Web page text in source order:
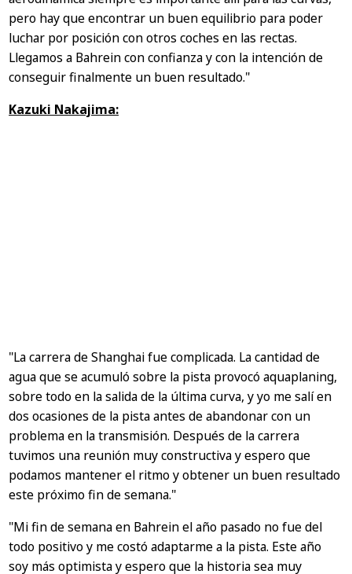
pero hay que encontrar un buen equilibrio para poder
luchar por posición con otros coches en las rectas.
Llegamos a Bahrein con confianza y con la intención de
conseguir finalmente un buen resultado."
Kazuki Nakajima:
"La carrera de Shanghai fue complicada. La cantidad de
agua que se acumuló sobre la pista provocó aquaplaning,
sobre todo en la salida de la última curva, y yo me salí en
dos ocasiones de la pista antes de abandonar con un
problema en la transmisión. Después de la carrera
tuvimos una reunión muy constructiva y espero que
podamos mantener el ritmo y obtener un buen resultado
este próximo fin de semana."
"Mi fin de semana en Bahrein el año pasado no fue del
todo positivo y me costó adaptarme a la pista. Este año
soy más optimista y espero que la historia sea muy